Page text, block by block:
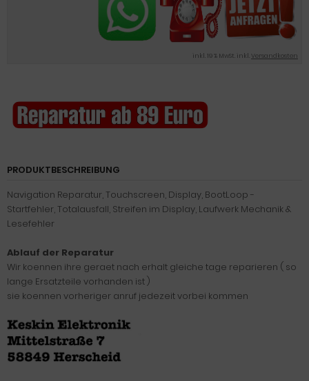
inkl. 19 % MwSt. inkl.Versandkosten
PRODUKTBESCHREIBUNG
Navigation Reparatur, Touchscreen, Display, BootLoop -
Startfehler, Totalausfall, Streifen im Display, Laufwerk Mechanik &
Lesefehler
Ablauf der Reparatur
Wir koennen ihre geraet nach erhalt gleiche tage reparieren ( so
lange Ersatzteile vorhanden ist )
sie koennen vorheriger anruf jedezeit vorbei kommen